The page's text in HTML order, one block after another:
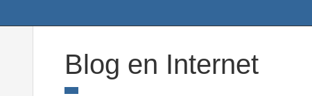
Blog en Internet